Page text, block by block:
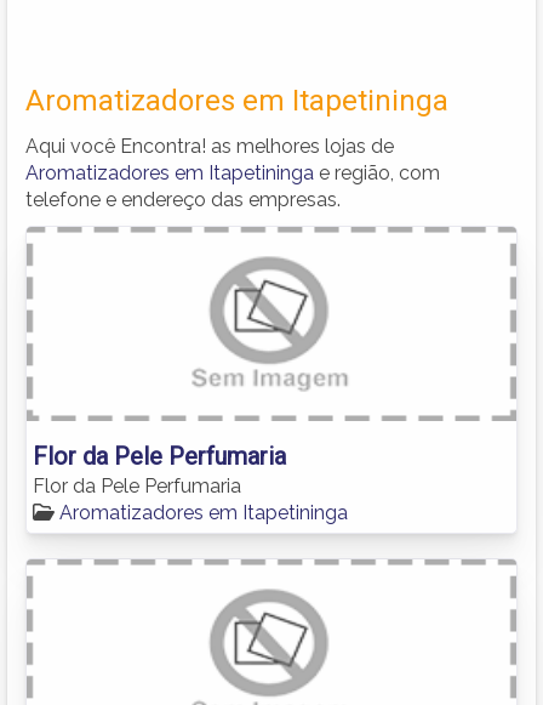
Aromatizadores em Itapetininga
Aqui você Encontra! as melhores lojas de
Aromatizadores em Itapetininga e região, com
telefone e endereço das empresas.
Flor da Pele Perfumaria
Flor da Pele Perfumaria
Aromatizadores em Itapetininga